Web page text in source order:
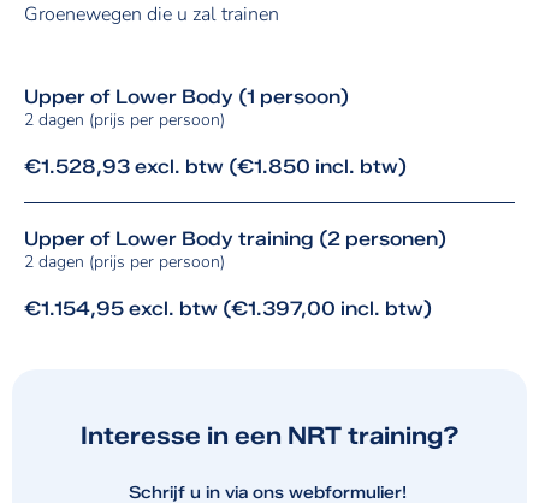
Groenewegen die u zal trainen
Upper of Lower Body (1 persoon)
2 dagen (prijs per persoon)
€1.528,93 excl. btw (€1.850 incl. btw)​
Upper of Lower Body training (2 personen)
2 dagen (prijs per persoon)
€1.154,95 excl. btw (€1.397,00 incl. btw)
Interesse in een NRT training?
Schrijf u in via ons webformulier!